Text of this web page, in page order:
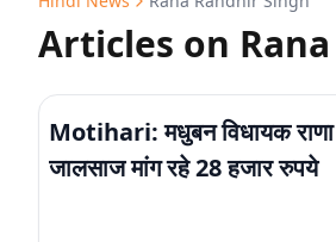
Articles on
Motihari: मधुबन विधायक राणा
जालसाज मांग रहे 28 हजार रुपये